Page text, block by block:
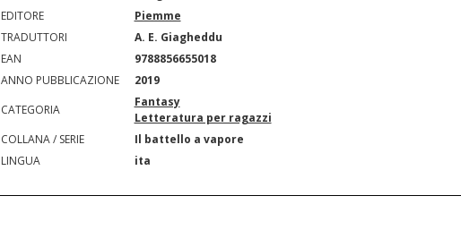
EDITORE
Piemme
TRADUTTORI
A. E. Giagheddu
EAN
9788856655018
ANNO PUBBLICAZIONE
2019
CATEGORIA
Fantasy
Letteratura per ragazzi
COLLANA / SERIE
Il battello a vapore
LINGUA
ita